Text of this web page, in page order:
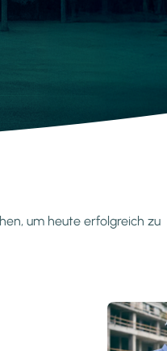
um heute erfolgreich zu